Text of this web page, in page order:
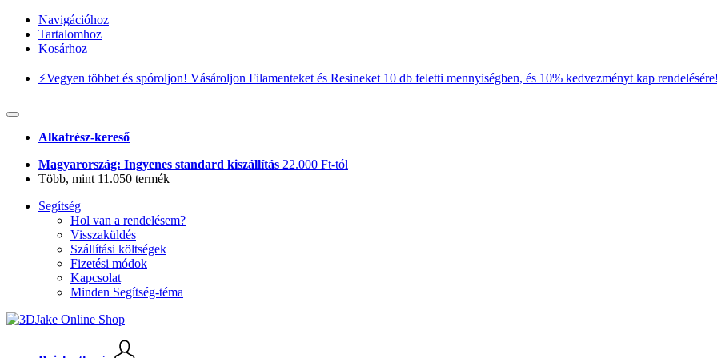
Navigációhoz
Tartalomhoz
Kosárhoz
⚡️Vegyen többet és spóroljon! Vásároljon Filamenteket és Resineket 10 db feletti mennyiségben, és 10% kedvezményt kap
Alkatrész-kereső
Magyarország: Ingyenes standard kiszállítás 22.000 Ft-tól
Több, mint 11.050 termék
Segítség
Hol van a rendelésem?
Visszaküldés
Szállítási költségek
Fizetési módok
Kapcsolat
Minden Segítség-téma